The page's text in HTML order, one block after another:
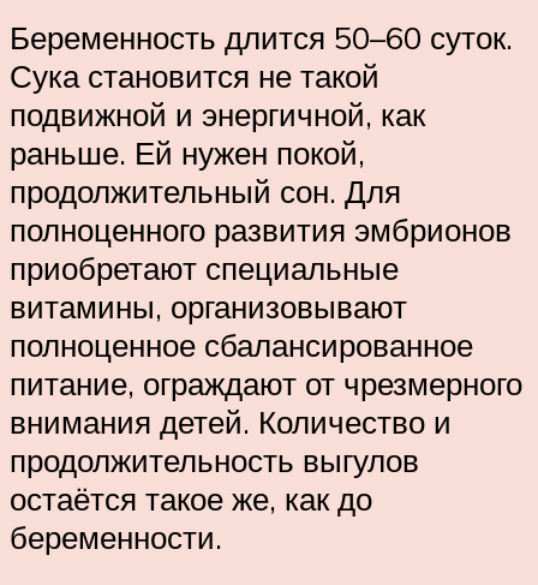
Беременность длится 50–60 суток.
Сука становится не такой
подвижной и энергичной, как
раньше. Ей нужен покой,
продолжительный сон. Для
полноценного развития эмбрионов
приобретают специальные
витамины, организовывают
полноценное сбалансированное
питание, ограждают от чрезмерного
внимания детей. Количество и
продолжительность выгулов
остаётся такое же, как до
беременности.